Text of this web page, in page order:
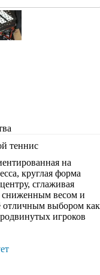
теннис
на
круглая форма
сглаживая
сниженным весом и
отличным выбором как
игроков